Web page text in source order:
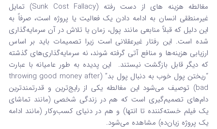
مغالطه هزینه های از دست رفته
(Sunk Cost Fallacy) تمایل
غیرمنطقی انسان به ادامه دادن یک فعالیت یا پروژه است، صرفاً به
این دلیل که قبلاً منابعی مانند پول، زمان یا تلاش در آن سرمایه‌گذاری
شده است. این رفتار غیرعقلانی است زیرا تصمیمات باید بر اساس
ارزیابی هزینه‌ها و منافع آتی گرفته شوند، نه سرمایه‌گذاری‌های گذشته
که دیگر قابل بازگشت نیستند.
این پدیده به طور عامیانه با عبارت
“ریختن پول خوب به دنبال پول بد” (throwing good money after
bad) توصیف می‌شود
این مغالطه یکی از رایج‌ترین و قدرتمندترین
دام‌های تصمیم‌گیری است که هم در زندگی شخصی (مانند تماشای
یک فیلم خسته‌کننده تا انتها) و هم در دنیای کسب‌وکار (مانند ادامه
یک پروژه زیان‌ده) مشاهده می‌شود.